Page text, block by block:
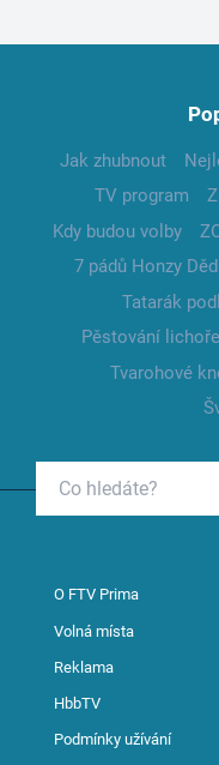
Jak zhubnout
TV program
Kdy budou volby
7 pádů Honzy
Tatarák
Pěstování
Tvarohové
O FTV Prima
Volná místa
Reklama
HbbTV
Podmínky užívání